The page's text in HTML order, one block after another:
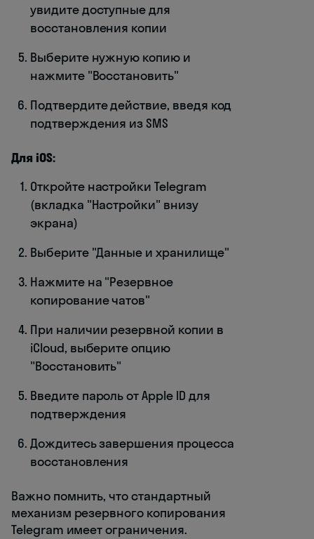
увидите доступные для
восстановления копии
Выберите нужную копию и
нажмите "Восстановить"
Подтвердите действие, введя код
подтверждения из SMS
Для iOS:
Откройте настройки Telegram
(вкладка "Настройки" внизу
экрана)
Выберите "Данные и хранилище"
Нажмите на "Резервное
копирование чатов"
При наличии резервной копии в
iCloud, выберите опцию
"Восстановить"
Введите пароль от Apple ID для
подтверждения
Дождитесь завершения процесса
восстановления
Важно помнить, что стандартный
механизм резервного копирования
Telegram имеет ограничения.